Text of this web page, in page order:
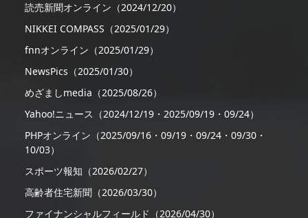
読売新聞オンライン（2024/12/20）
NIKKEI COMPASS（2025/01/29）
fnnオンライン（2025/01/29）
NewsPics（2025/01/30）
めざましmedia（2025/08/26）
Yahoo!ニュース（2024/12/19・2025/09/19・09/24）
PHPオンライン（2025/09/16・09/19・09/24・09/30・
10/03）
スポーツ報知（2026/02/27）
高齢者住宅新聞（2026/03/30）
ファイナンシャルフィールド（2026/04/30）